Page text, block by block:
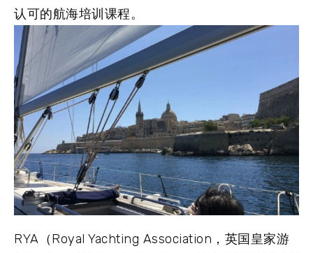
认可的航海培训课程。
RYA（Royal Yachting Association，英国皇家游